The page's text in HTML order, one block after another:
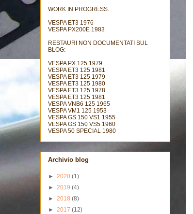
WORK IN PROGRESS:
VESPA ET3 1976
VESPA PX200E 1983
RESTAURI NON DOCUMENTATI SUL
BLOG:
VESPA PX 125 1979
VESPA ET3 125 1981
VESPA ET3 125 1979
VESPA ET3 125 1980
VESPA ET3 125 1978
VESPA ET3 125 1981
VESPA VNB6 125 1965
VESPA VM1 125 1953
VESPA GS 150 VS1 1955
VESPA GS 150 VS5 1960
VESPA 50 SPECIAL 1980
Archivio blog
► 2020 (1)
► 2019 (4)
► 2018 (8)
► 2017 (12)